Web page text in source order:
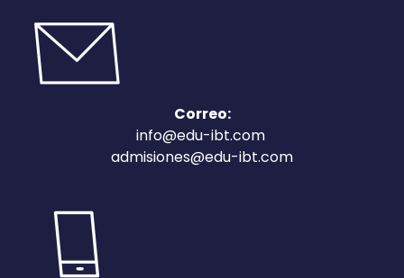
Correo:
info@edu-ibt.com
admisiones@edu-ibt.com